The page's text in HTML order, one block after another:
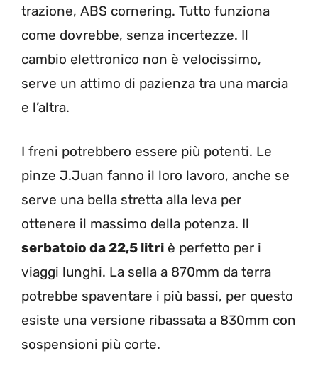
trazione, ABS cornering. Tutto funziona
come dovrebbe, senza incertezze. Il
cambio elettronico non è velocissimo,
serve un attimo di pazienza tra una marcia
e l’altra.
I freni potrebbero essere più potenti. Le
pinze J.Juan fanno il loro lavoro, anche se
serve una bella stretta alla leva per
ottenere il massimo della potenza. Il
serbatoio da 22,5 litri è perfetto per i
viaggi lunghi. La sella a 870mm da terra
potrebbe spaventare i più bassi, per questo
esiste una versione ribassata a 830mm con
sospensioni più corte.